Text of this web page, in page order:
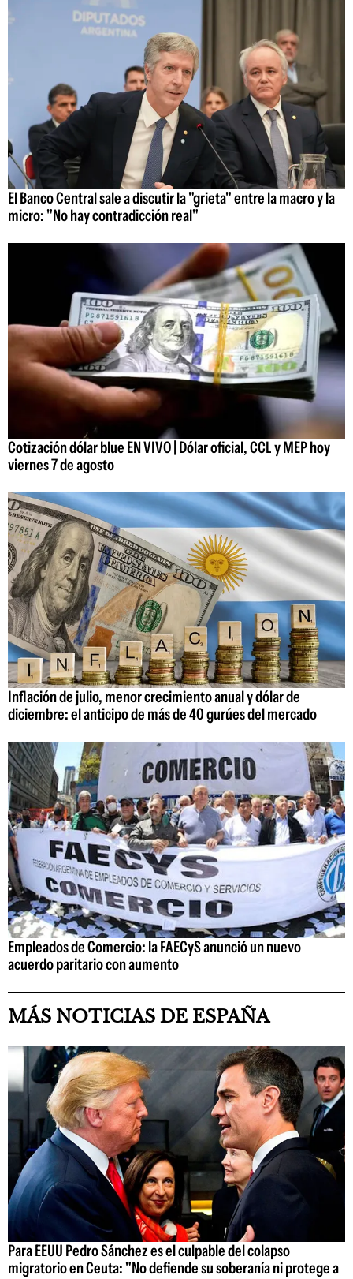
El Banco Central sale a discutir la "grieta" entre la macro y la
micro: "No hay contradicción real"
Cotización dólar blue EN VIVO | Dólar oficial, CCL y MEP hoy
viernes 7 de agosto
Inflación de julio, menor crecimiento anual y dólar de
diciembre: el anticipo de más de 40 gurúes del mercado
Empleados de Comercio: la FAECyS anunció un nuevo
acuerdo paritario con aumento
MÁS NOTICIAS DE ESPAÑA
Para EEUU Pedro Sánchez es el culpable del colapso
migratorio en Ceuta: "No defiende su soberanía ni protege a